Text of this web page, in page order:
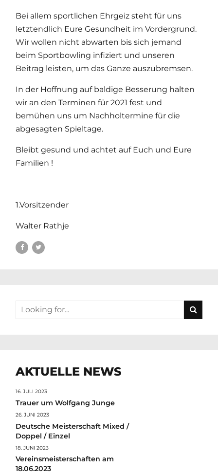
Bei allem sportlichen Ehrgeiz steht für uns
letztendlich Eure Gesundheit im Vordergrund.
Wir wollen nicht abwarten bis sich jemand
beim Sportbowling infiziert und unseren
Beitrag leisten, um das Ganze auszubremsen.
In der Hoffnung auf baldige Besserung halten
wir an den Terminen für 2021 fest und
bemühen uns um Nachholtermine für die
abgesagten Spieltage.
Bleibt gesund und achtet auf Euch und Eure
Familien !
1.Vorsitzender
Walter Rathje
AKTUELLE NEWS
16. JULI 2023
Trauer um Wolfgang Junge
26. JUNI 2023
Deutsche Meisterschaft Mixed /
Doppel / Einzel
18. JUNI 2023
Vereinsmeisterschaften am
18.06.2023